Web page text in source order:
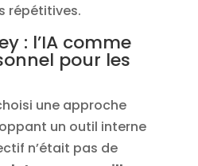
répétitives.
: l’IA comme
pour les
une approche
un outil interne
n’était pas de